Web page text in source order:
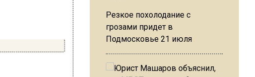
Резкое похолодание с
грозами придет в
Подмосковье 21 июля